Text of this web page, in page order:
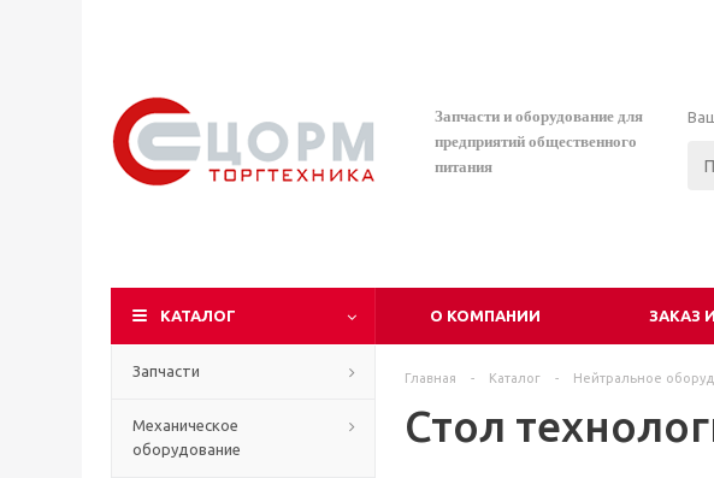
Запчасти и оборудование для
предприятий общественного
питания
КАТАЛОГ О КОМПАНИИ ЗАКАЗ
Запчасти
Механическое
оборудование
Главная - Каталог - Нейтральное
Стол